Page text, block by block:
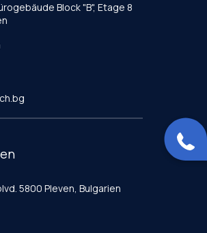
Block "B", Etage 8
5800 Pleven, Bulgarien